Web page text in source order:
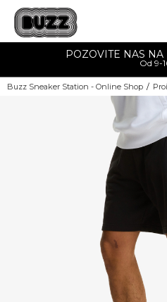
POZOVITE NAS
Od 9-
Buzz Sneaker Station - Online Shop